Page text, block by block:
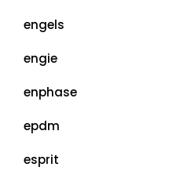
engels
engie
enphase
epdm
esprit